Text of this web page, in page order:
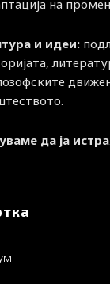
на
и идеи:
да ја